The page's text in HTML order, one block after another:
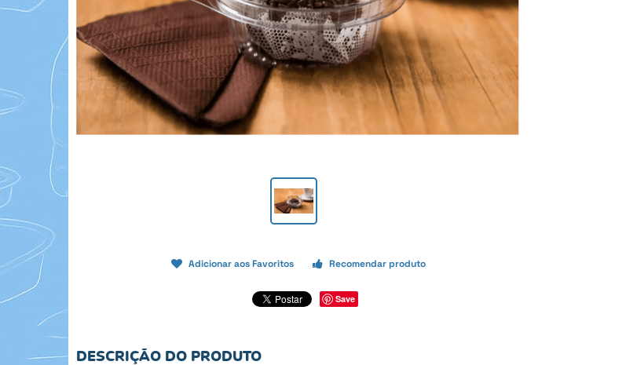
Adicionar aos Favoritos Recomendar produto
Save
DESCRIÇÃO DO PRODUTO